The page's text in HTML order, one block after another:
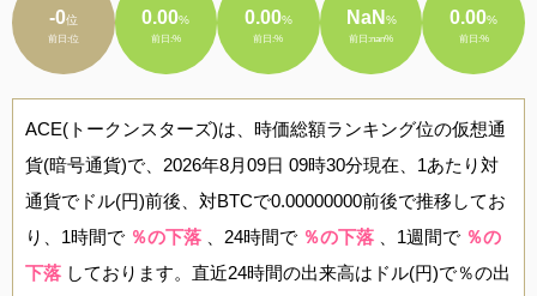
-0位
前日:位
0.00%
前日:%
0.00%
前日:%
NaN %
前日:nan%
0.00%
前日:%
ACE(トークンスターズ)は、時価総額ランキング位の仮想通
貨(暗号通貨)で、2026年8月09日 09時30分現在、1あたり対
通貨でドル(円)前後、対BTCで0.00000000前後で推移してお
り、1時間で ％の下落 、24時間で ％の下落 、1週間で ％の
下落 しております。直近24時間の出来高はドル(円)で％の出